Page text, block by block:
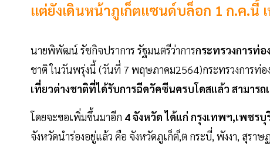
แต่ยังเดินหน้าภูเก็ตแซนด์บล็อก 1 ก.ค.นี้
นายพิพัฒน์ รัชกิจปราการ รัฐมนตรีว่าการกระทรวงการท่อ
ชาติ ในวันพรุ่งนี้ (วันที่ 7 พฤษภาคม2564)กระทรวงการท่อ
เที่ยวต่างชาติที่ได้รับการฉีดวัคซีนครบโดสแล้ว สามารถ
โดยจะขอเพิ่มขึ้นมาอีก 4 จังหวัด ได้แก่ กรุงเทพฯ,เพชร
จังหวัดนำร่องอยู่แล้ว คือ จังหวัดภูเก็ต,็ต กระบี่, พังงา, สุร